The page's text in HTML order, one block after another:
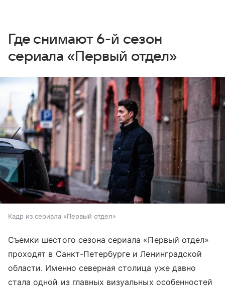
Где снимают 6-й сезон
сериала «Первый отдел»
Кадр из сериала «Первый отдел»
Съемки шестого сезона сериала «Первый отдел»
проходят в Санкт-Петербурге и Ленинградской
области. Именно северная столица уже давно
стала одной из главных визуальных особенностей